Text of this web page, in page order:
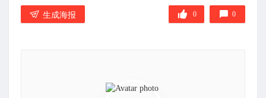
生成海报 0 0